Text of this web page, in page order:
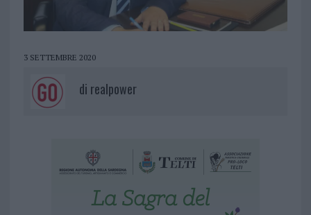
3 SETTEMBRE 2020
di realpower